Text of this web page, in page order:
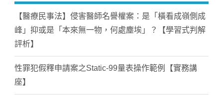
【醫療民事法】侵害醫師名譽權案：是「橫看成嶺側成
峰」抑或是「本來無一物，何處塵埃」？【學習式判解
評析】
性罪犯假釋申請案之Static-99量表操作範例【實務講
座】